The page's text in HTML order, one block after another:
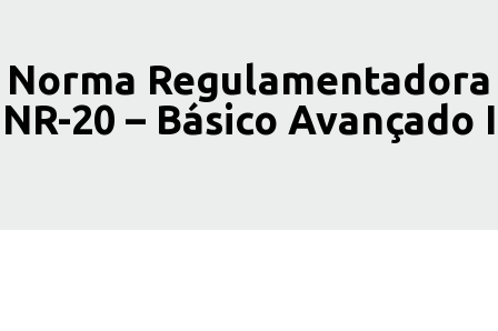
Norma Regulamentadora
NR-20 – Básico Avançado I